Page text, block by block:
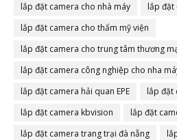
lắp đặt camera cho nhà máy
lắp đặt
lắp đặt camera cho thẩm mỹ viện
lắp đặt camera cho trung tâm thương
lắp đặt camera công nghiệp cho nha
lắp đặt camera hải quan EPE
lắp đặt
lắp đặt camera kbvision
lắp đặt
lắp đặt camera trang trại đà nẵng